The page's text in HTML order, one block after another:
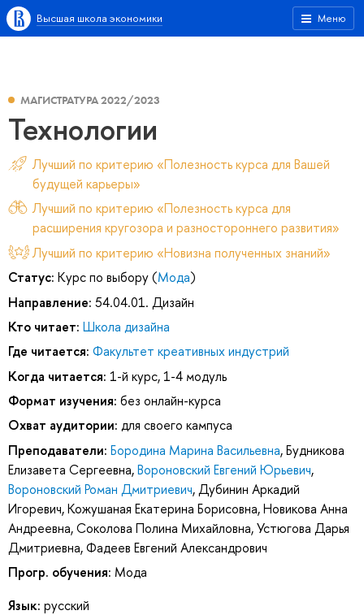
Меню
Высшая школа экономики
МАГИСТРАТУРА 2022/2023
Технологии
Лучший по критерию «Полезность курса для Вашей
будущей карьеры»
Лучший по критерию «Полезность курса для
расширения кругозора и разностороннего развития»
Лучший по критерию «Новизна полученных знаний»
Статус: Курс по выбору (Мода)
Направление: 54.04.01. Дизайн
Кто читает: Школа дизайна
Где читается: Факультет креативных индустрий
Когда читается: 1-й курс, 1-4 модуль
Формат изучения: без онлайн-курса
Охват аудитории: для своего кампуса
Преподаватели: Бородина Марина Васильевна,Будникова
Елизавета Сергеевна,Вороновский Евгений Юрьевич,
Вороновский Роман Дмитриевич,Дубинин Аркадий
Игоревич,Кожушаная Екатерина Борисовна,Новикова Анна
Андреевна,Соколова Полина Михайловна,Устюгова Дарья
Дмитриевна,Фадеев Евгений Александрович
Прогр. обучения: Мода
Язык: русский